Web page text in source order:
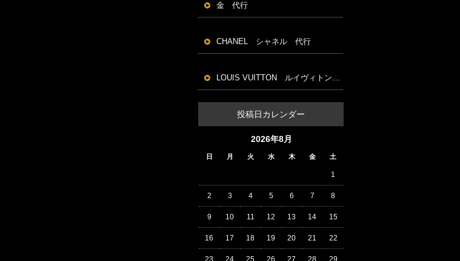
金 代行
CHANEL シャネル 代行
LOUIS VUITTON ルイヴィトン 代行
投稿日カレンダー
2026年8月
日 月 火 水 木 金 土
1
2 3 4 5 6 7 8
9 10 11 12 13 14 15
16 17 18 19 20 21 22
23 24 25 26 27 28 29